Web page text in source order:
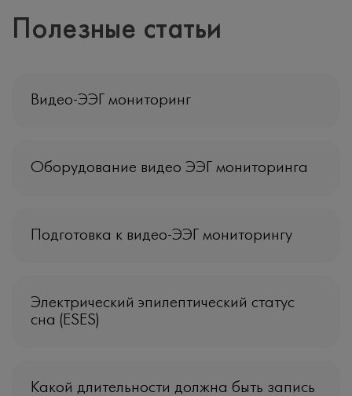
сталкивающихся с проблемой, подобной моей.
Полезные статьи
Видео-ЭЭГ мониторинг
Оборудование видео ЭЭГ мониторинга
Подготовка к видео-ЭЭГ мониторингу
Электрический эпилептический статус
сна (ESES)
Какой длительности должна быть запись